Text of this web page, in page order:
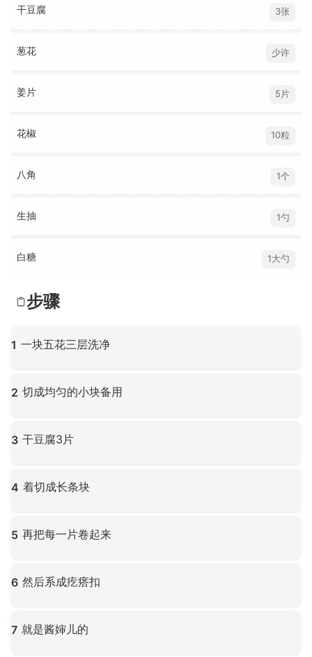
干豆腐 3张
葱花 少许
姜片 5片
花椒 10粒
八角 1个
生抽 1勺
白糖 1大勺
步骤
1 一块五花三层洗净
2 切成均匀的小块备用
3 干豆腐3片
4 着切成长条块
5 再把每一片卷起来
6 然后系成疙瘩扣
7 就是酱婶儿的